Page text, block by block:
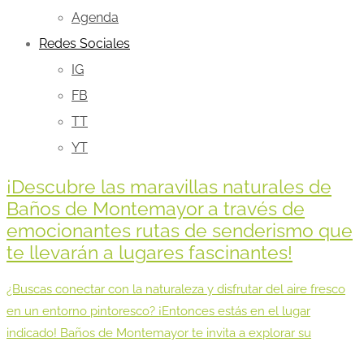
Agenda
Redes Sociales
IG
FB
TT
YT
¡Descubre las maravillas naturales de
Baños de Montemayor a través de
emocionantes rutas de senderismo que
te llevarán a lugares fascinantes!
¿Buscas conectar con la naturaleza y disfrutar del aire fresco
en un entorno pintoresco? ¡Entonces estás en el lugar
indicado! Baños de Montemayor te invita a explorar su